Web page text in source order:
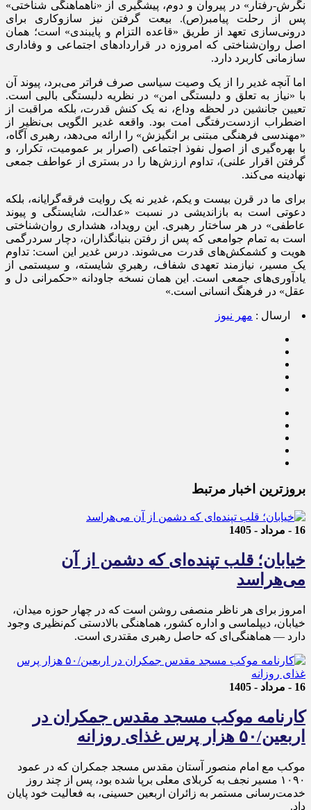
نگرش-رفتار» در پیروان و دوم، پیشگیری از «ناهماهنگی شناختی»
پس از رحلت پیامبر(ص). بیعت گرفتن نیز سازوکاری برای
درونی‌سازی تعهد از طریق «قاعده التزام و پایبندی» است؛ همان
اصل روان‌شناختی که امروزه در قراردادهای اجتماعی و وفاداری
سازمانی کاربرد دارد.
اما آنچه غدیر را از یک وصیت سیاسی صرف فراتر می‌برد، پیوند آن
با «نیاز به تعلق و دلبستگی امن» در نظریه دلبستگی بالبی است.
تعیین جانشین در لحظه وداع، نه یک کنش قدرت، بلکه مراقبت از
اضطراب ازدست‌رفتگی امت بود. واقعه غدیر الگویی بی‌نظیر از
«مهندسی فرهنگی مبتنی بر انگیزش» را ارائه می‌دهد، رهبری آگاه،
با بهره‌گیری از اصول نفوذ اجتماعی (اصرار بر عمومیت، تکرار، و
گرفتن اقرار علنی)، تداوم ارزش‌ها را در بستری از عواطف جمعی
نهادینه می‌کند.
برای ما در قرن بیست و یکم، غدیر نه یک روایت فرقه‌گرایانه، بلکه
دعوتی است به بازاندیشی در نسبت «عدالت، شایستگی و پیوند
عاطفی» در هر ساختار رهبری. این رویداد، هشداری روان‌شناختی
است به تمام جوامعی که پس از رفتن بنیانگذاران، دچار سردرگمی
هویت و کشمکش‌های قدرت می‌شوند. درس غدیر این است: تداوم
یک مسیر، نیازمند تعهدی شفاف، رهبریِ شایسته، و سیستمی از
یادآوری‌های جمعی است. این همان نسخه جاودانه «حکمرانی دل و
عقل» در فرهنگ انسانی است.»
ارسال : مهر نیوز
بروزترین اخبار مرتبط
16 - مرداد - 1405
خیابان؛ قلب تپنده‌ای که دشمن از آن
می‌هراسد
امروز برای هر ناظر منصفی روشن است که در چهار حوزه میدان،
خیابان، دیپلماسی و اداره کشور، هماهنگی بالادستی کم‌نظیری وجود
دارد — هماهنگی‌ای که حاصل رهبری مقتدری است.
16 - مرداد - 1405
کارنامه موکب مسجد مقدس جمکران در
اربعین/۵۰ هزار پرس غذای روزانه
موکب مع امام منصور آستان مقدس مسجد جمکران که در عمود
۱۰۹۰ مسیر نجف به کربلای معلی برپا شده بود، پس از چند روز
خدمت‌رسانی مستمر به زائران اربعین حسینی، به فعالیت خود پایان
داد.